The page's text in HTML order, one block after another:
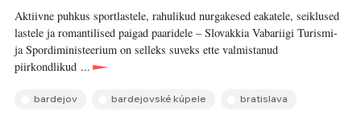
Aktiivne puhkus sportlastele, rahulikud nurgakesed eakatele, seiklused
lastele ja romantilised paigad paaridele – Slovakkia Vabariigi Turismi-
ja Spordiministeerium on selleks suveks ette valmistanud
piirkondlikud ...
bardejov bardejovské kúpele bratislava